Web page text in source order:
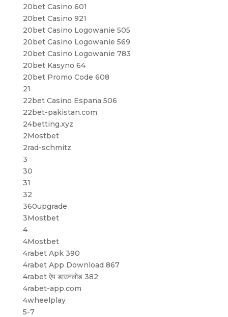
20bet Casino 601
20bet Casino 921
20bet Casino Logowanie 505
20bet Casino Logowanie 569
20bet Casino Logowanie 783
20bet Kasyno 64
20bet Promo Code 608
21
22bet Casino Espana 506
22bet-pakistan.com
24betting.xyz
2Mostbet
2rad-schmitz
3
30
31
32
360upgrade
3Mostbet
4
4Mostbet
4rabet Apk 390
4rabet App Download 867
4rabet ऐप डाउनलोड 382
4rabet-app.com
4wheelplay
5-7